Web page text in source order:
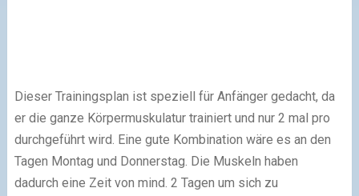
Dieser Trainingsplan ist speziell für Anfänger gedacht, da
er die ganze Körpermuskulatur trainiert und nur 2 mal pro
durchgeführt wird. Eine gute Kombination wäre es an den
Tagen Montag und Donnerstag. Die Muskeln haben
dadurch eine Zeit von mind. 2 Tagen um sich zu